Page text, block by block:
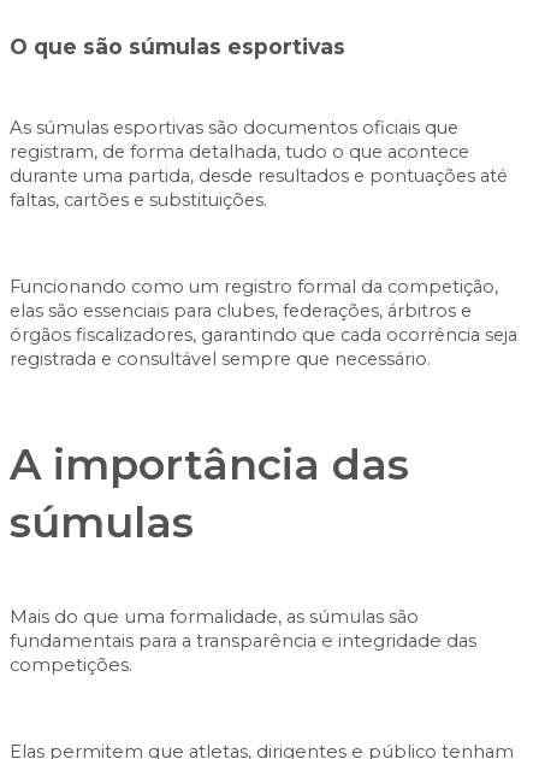
O que são súmulas esportivas
As súmulas esportivas são documentos oficiais que
registram, de forma detalhada, tudo o que acontece
durante uma partida, desde resultados e pontuações até
faltas, cartões e substituições.
Funcionando como um registro formal da competição,
elas são essenciais para clubes, federações, árbitros e
órgãos fiscalizadores, garantindo que cada ocorrência seja
registrada e consultável sempre que necessário.
A importância das
súmulas
Mais do que uma formalidade, as súmulas são
fundamentais para a transparência e integridade das
competições.
Elas permitem que atletas, dirigentes e público tenham